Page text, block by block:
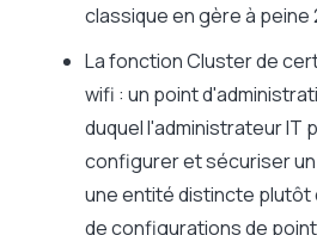
classique en gère à peine
La fonction Cluster de
wifi : un point
duquel l'administrateur IT
configurer et sécuriser
une entité distincte plutôt
de configurations de